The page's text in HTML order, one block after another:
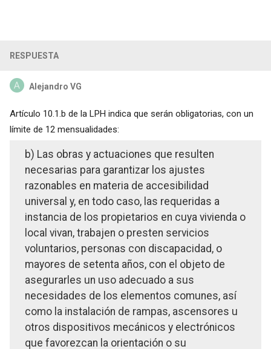
RESPUESTA
Alejandro VG
Artículo 10.1.b de la LPH indica que serán obligatorias, con un
límite de 12 mensualidades:
b) Las obras y actuaciones que resulten
necesarias para garantizar los ajustes
razonables en materia de accesibilidad
universal y, en todo caso, las requeridas a
instancia de los propietarios en cuya vivienda o
local vivan, trabajen o presten servicios
voluntarios, personas con discapacidad, o
mayores de setenta años, con el objeto de
asegurarles un uso adecuado a sus
necesidades de los elementos comunes, así
como la instalación de rampas, ascensores u
otros dispositivos mecánicos y electrónicos
que favorezcan la orientación o su